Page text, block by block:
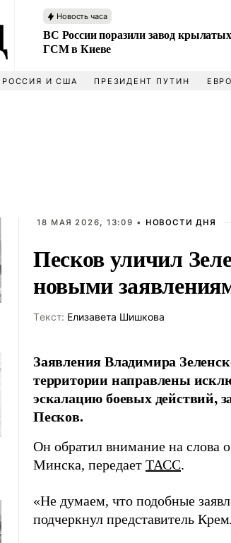
Новость часа
ВС России поразили завод
ГСМ в Киеве
РОССИЯ И США ПРЕЗИДЕНТ ПУТИН
18 МАЯ 2026, 13:09 • НОВОСТИ ДНЯ
Песков уличил
новыми
Tекст: Елизавета Шишкова
Заявления Владимира
территории направлены
эскалацию боевых действий,
Песков.
Он обратил внимание на слова
Минска, передает ТАСС.
«Не думаем, что подобные
подчеркнул представитель